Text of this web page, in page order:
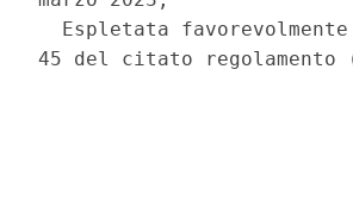
Espletata
45 del citato regolamento